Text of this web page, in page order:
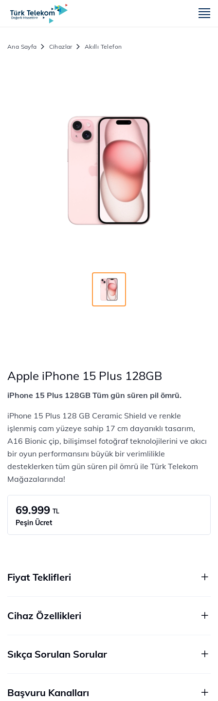
Ana Sayfa Cihazlar Akıllı Telefon
Apple iPhone 15 Plus 128GB
iPhone 15 Plus 128GB Tüm gün süren pil ömrü.
iPhone 15 Plus 128 GB Ceramic Shield ve renkle
işlenmiş cam yüzeye sahip 17 cm dayanıklı tasarım,
A16 Bionic çip, bilişimsel fotoğraf teknolojilerini ve akıcı
bir oyun performansını büyük bir verimlilikle
desteklerken tüm gün süren pil ömrü ile Türk Telekom
Mağazalarında!
69.999 TL
Peşin Ücret
Fiyat Teklifleri
Cihaz Özellikleri
Sıkça Sorulan Sorular
Başvuru Kanalları